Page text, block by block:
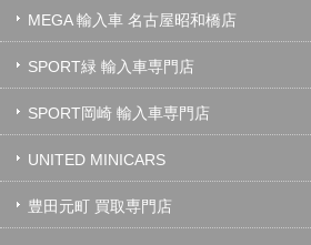
MEGA 輸入車 名古屋昭和橋店
SPORT緑 輸入車専門店
SPORT岡崎 輸入車専門店
UNITED MINICARS
豊田元町 買取専門店